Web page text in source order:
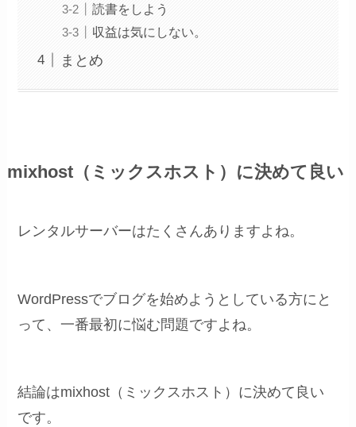
読書をしよう
収益は気にしない。
まとめ
mixhost（ミックスホスト）に決めて良い
レンタルサーバーはたくさんありますよね。
WordPressでブログを始めようとしている方にと
って、一番最初に悩む問題ですよね。
結論はmixhost（ミックスホスト）に決めて良い
です。